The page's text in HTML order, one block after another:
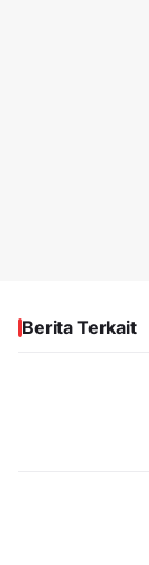
Berita Terkait